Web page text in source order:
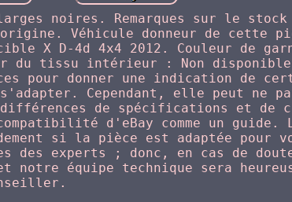
noires. Remarques sur le
Véhicule donneur de cette
X D-4d 4x4 2012. Couleur de
du tissu intérieur : Non
pour donner une indication de
Cependant, elle peut ne
de spécifications et de
d'eBay comme un guide.
si la pièce est adaptée pour
des experts ; donc, en cas de
notre équipe technique sera